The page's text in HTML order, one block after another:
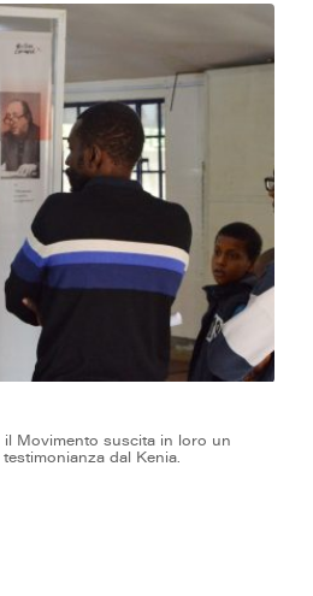
Movimento suscita in loro un
dal Kenia.